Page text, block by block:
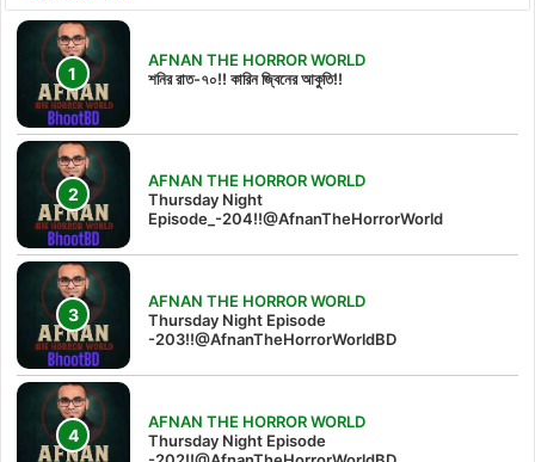
AFNAN THE HORROR WORLD
শনির রাত-৭০!! কারিন জ্বিনের আকুতি!!
AFNAN THE HORROR WORLD
Thursday Night
Episode_-204!!@AfnanTheHorrorWorld
AFNAN THE HORROR WORLD
Thursday Night Episode
-203!!@AfnanTheHorrorWorldBD
AFNAN THE HORROR WORLD
Thursday Night Episode